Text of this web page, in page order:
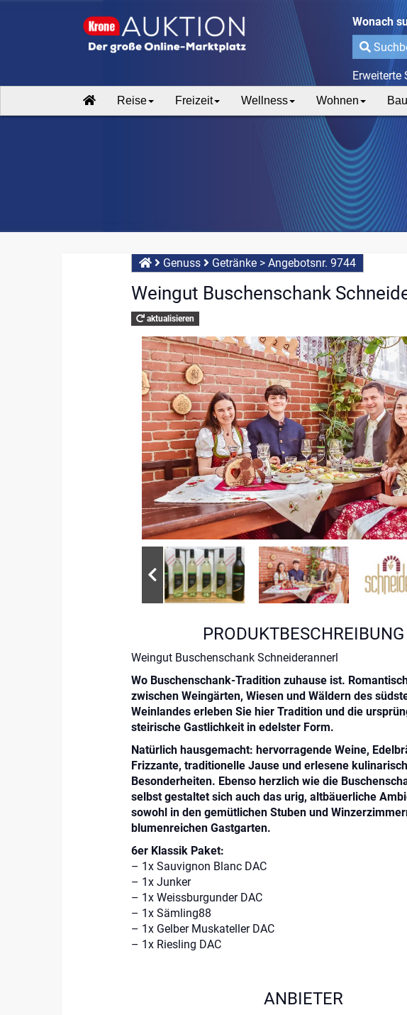
Wonach
Erweiterte
Reise Freizeit Wellness Wohnen
Genuss Getränke> Angebotsnr. 9744
Weingut Buschenschank
aktualisieren
PRODUKTBESCHREIBUNG
Weingut Buschenschank Schneiderannerl
Wo Buschenschank-Tradition zuhause ist.
zwischen Weingärten, Wiesen und Wäldern des
Weinlandes erleben Sie hier Tradition und die
steirische Gastlich­keit in edelster Form.
Natürlich hausgemacht: hervorragende Weine,
Frizzante, traditionelle Jause und erlesene
Besonderheiten. Ebenso herzlich wie die
selbst gestaltet sich auch das urig, altbäuerliche
sowohl in den gemütlichen Stuben und
blumenreichen Gastgarten.
6er Klassik Paket:
– 1x Sauvignon Blanc DAC
– 1x Junker
– 1x Weissburgunder DAC
– 1x Sämling88
– 1x Gelber Muskateller DAC
– 1x Riesling DAC
ANBIETER